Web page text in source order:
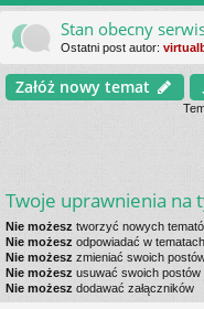
Stan obecny
Ostatni post autor:
Załóż nowy temat
Twoje uprawnienia na
Nie możesz tworzyć nowych
Nie możesz odpowiadać w tematach
Nie możesz zmieniać swoich
Nie możesz usuwać swoich postów
Nie możesz dodawać załączników